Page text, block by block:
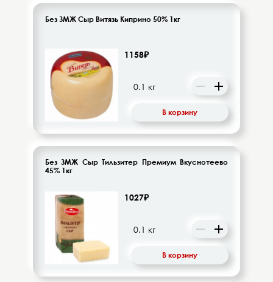
Без ЗМЖ Сыр Витязь Киприно 50% 1кг
1158₽
В корзину
Без ЗМЖ Сыр Тильзитер Премиум Вкуснотеево
45% 1кг
1027₽
В корзину